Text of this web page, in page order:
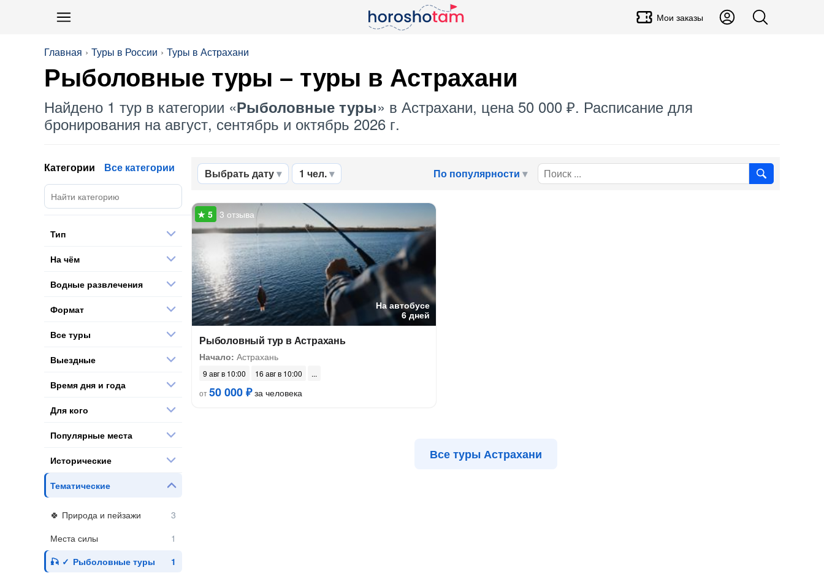
Мои заказы
Главная Туры в России Туры в Астрахани
Рыболовные туры – туры в Астрахани
Найдено 1 тур в категории «Рыболовные туры» в Астрахани, цена 50 000 ₽. Расписание для
бронирования на август, сентябрь и октябрь 2026 г.
Выбрать дату 1 чел. По популярности
На автобусе
6 дней
3 отзыва
Рыболовный тур в Астрахань
Начало: Астрахань
9 авг в 10:00
16 авг в 10:00
от50 000 ₽за человека
Все туры Астрахани
Категории Все категории
Тип
На чём
Водные развлечения
Формат
Все туры
Выездные
Время дня и года
Для кого
Популярные места
Исторические
Тематические
Природа и пейзажи
Места силы
Рыболовные туры